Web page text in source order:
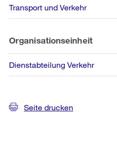
Transport und Verkehr
Organisationseinheit
Dienstabteilung Verkehr
Seite drucken